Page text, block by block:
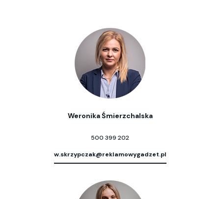
Weronika Śmierzchalska
500 399 202
w.skrzypczak@reklamowygadzet.pl